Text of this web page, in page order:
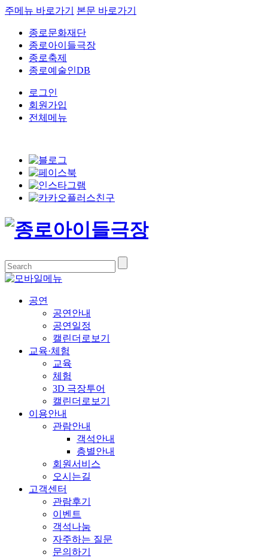
주메뉴 바로가기 본문 바로가기
종로문화재단
종로아이들극장
종로축제
종로예술인DB
로그인
회원가입
전체메뉴
공연
공연안내
공연일정
캘린더로보기
교육·체험
교육
체험
3D 극장투어
캘린더로보기
이용안내
관람안내
객석안내
층별안내
회원서비스
오시는길
고객센터
관람후기
이벤트
객석나눔
자주하는 질문
문의하기